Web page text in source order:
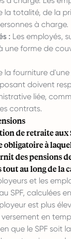
la totalité, de la
à charge.
: Les employés,
une forme de
la fourniture
doivent
liée,
contrats.
de retraite aux
obligatoire à
des pensions
tout au long de
et les
SPF, calculées
est plus
en
que le SPF soit